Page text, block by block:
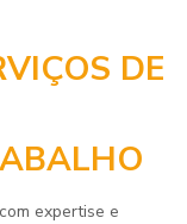
DE
expertise e